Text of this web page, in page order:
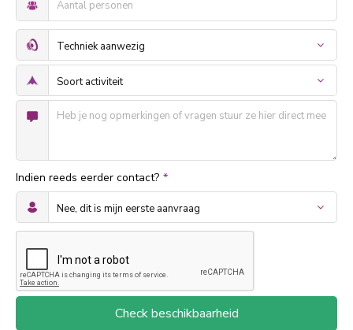
Indien reeds eerder contact? *
Check beschikbaarheid